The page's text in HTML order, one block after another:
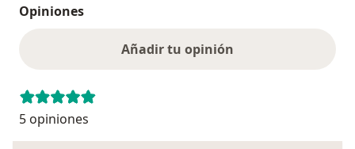
Opiniones
Añadir tu opinión
5 opiniones